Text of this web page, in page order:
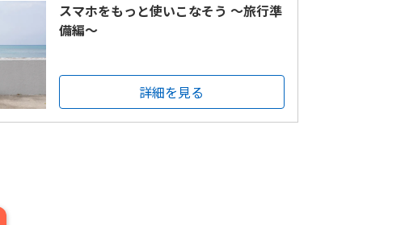
スマホをもっと使いこなそう ～旅行準
備編～
詳細を見る